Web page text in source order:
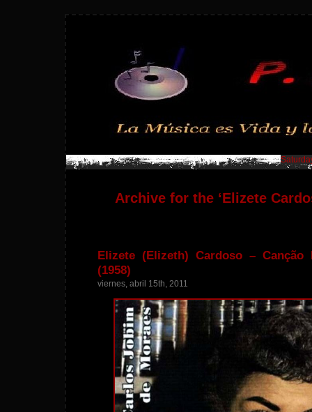
Archive for the ‘Elizete
Elizete (Elizeth) Cardoso – Canção
(1958)
viernes, abril 15th, 2011